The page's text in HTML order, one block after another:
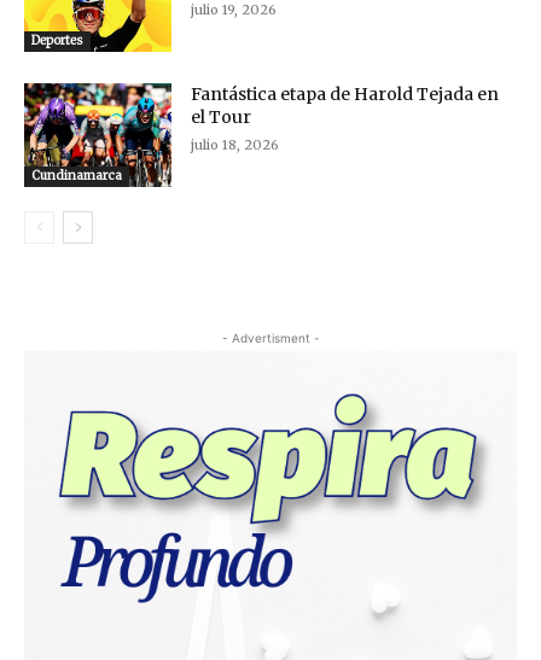
Deportes
julio 19, 2026
Cundinamarca
Fantástica etapa de Harold Tejada en
el Tour
julio 18, 2026
- Advertisment -